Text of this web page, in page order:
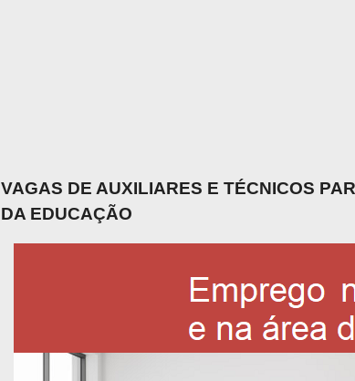
VAGAS DE AUXILIARES E TÉCNICOS
DA EDUCAÇÃO